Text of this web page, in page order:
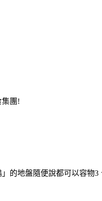
集團!
的地盤隨便說都可以容物3